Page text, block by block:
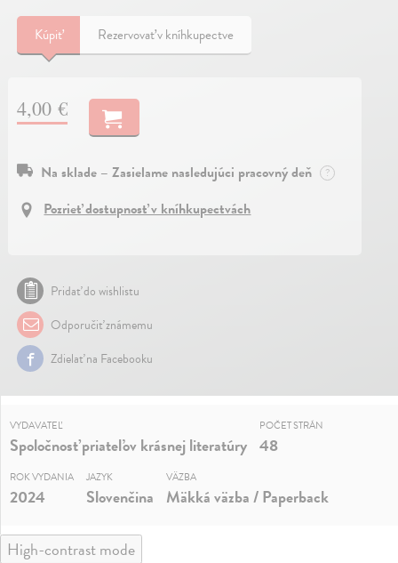
Kúpiť Rezervovať v kníhkupectve
4,00 €
Na sklade – Zasielame nasledujúci pracovný deň ?
Pozrieť dostupnosť v kníhkupectvách
Pridať do wishlistu
Odporučiť známemu
Zdielať na Facebooku
VYDAVATEĽ
Spoločnosť priateľov krásnej literatúry
POČET STRÁN
48
ROK VYDANIA
2024
JAZYK
Slovenčina
VÄZBA
Mäkká väzba / Paperback
High-contrast mode